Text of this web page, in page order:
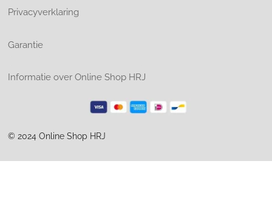
Privacyverklaring
Garantie
Informatie over Online Shop HRJ
© 2024 Online Shop HRJ